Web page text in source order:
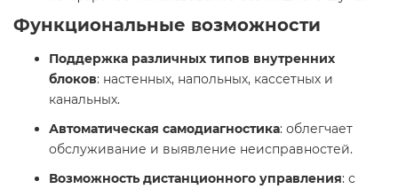
Функциональные возможности
Поддержка различных типов внутренних
блоков: настенных, напольных, кассетных и
канальных.​
Автоматическая самодиагностика: облегчает
обслуживание и выявление неисправностей.​
Возможность дистанционного управления: с